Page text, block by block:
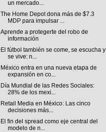
un mercado...
The Home Depot dona más de $7.3
MDP para impulsar ...
Aprende a protegerte del robo de
información
El fútbol también se come, se escucha y
se vive: n...
México entra en una nueva etapa de
expansión en co...
Día Mundial de las Redes Sociales:
28% de los mexi...
Retail Media en México: Las cinco
decisiones más...
El fin del spread como eje central del
modelo de n...